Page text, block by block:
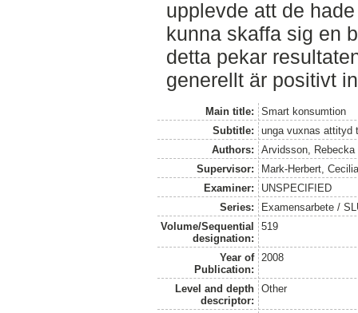
upplevde att de
kunna skaffa sig en
detta pekar
generellt är positivt
Main title:
Smart konsumtion
Subtitle:
unga vuxnas attityd
Authors:
Arvidsson, Rebecka
Supervisor:
Mark-Herbert,
Examiner:
UNSPECIFIED
Series:
Examensarbete /
Volume/Sequential
designation:
519
Year of
Publication:
2008
Level and depth
descriptor:
Other